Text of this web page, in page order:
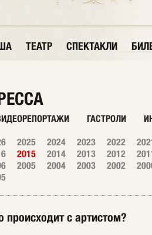
ТЕАТР СПЕКТАКЛИ
ГАСТРОЛИ
2025 2024 2023 2022
2015 2014 2013 2012
2005 2004 2003 2002
происходит с артистом?